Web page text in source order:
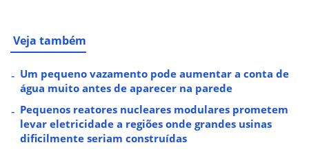
Veja também
Um pequeno vazamento pode aumentar a conta de
água muito antes de aparecer na parede
Pequenos reatores nucleares modulares prometem
levar eletricidade a regiões onde grandes usinas
dificilmente seriam construídas